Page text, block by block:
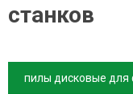
станков
пилы дисковые для